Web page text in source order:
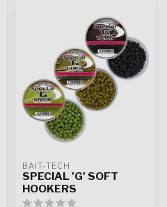
BAIT-TECH
SPECIAL 'G' SOFT
HOOKERS